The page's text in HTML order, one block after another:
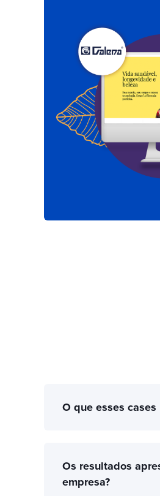
O que esses cases
Os resultados
empresa?